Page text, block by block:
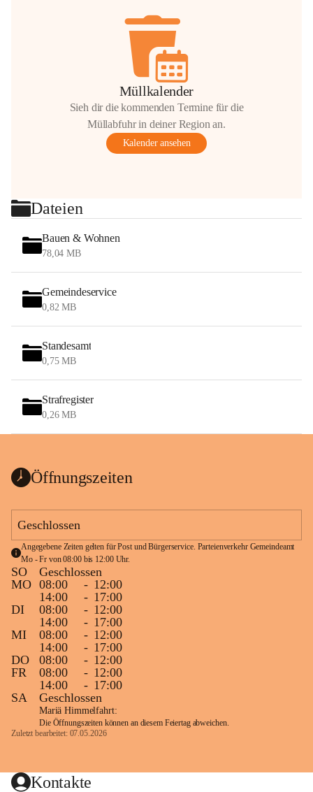
Müllkalender
Sieh dir die kommenden Termine für die
Müllabfuhr in deiner Region an.
Kalender ansehen
Dateien
Bauen & Wohnen
78,04 MB
Gemeindeservice
0,82 MB
Standesamt
0,75 MB
Strafregister
0,26 MB
Öffnungszeiten
Geschlossen
Angegebene Zeiten gelten für Post und Bürgerservice. Parteienverkehr Gemeindeamt
Mo - Fr von 08:00 bis 12:00 Uhr.
SO
Geschlossen
MO 08:00 - 12:00
14:00
- 17:00
DI
08:00 - 12:00
14:00
- 17:00
MI
08:00 - 12:00
14:00
- 17:00
DO
08:00 - 12:00
FR
08:00 - 12:00
14:00
- 17:00
SA
Geschlossen
Mariä Himmelfahrt:
Die Öffnungszeiten können an diesem Feiertag abweichen.
Zuletzt bearbeitet: 07.05.2026
Kontakte